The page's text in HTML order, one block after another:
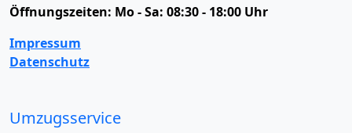
Öffnungszeiten: Mo - Sa: 08:30 - 18:00 Uhr
Impressum
Datenschutz
Umzugsservice